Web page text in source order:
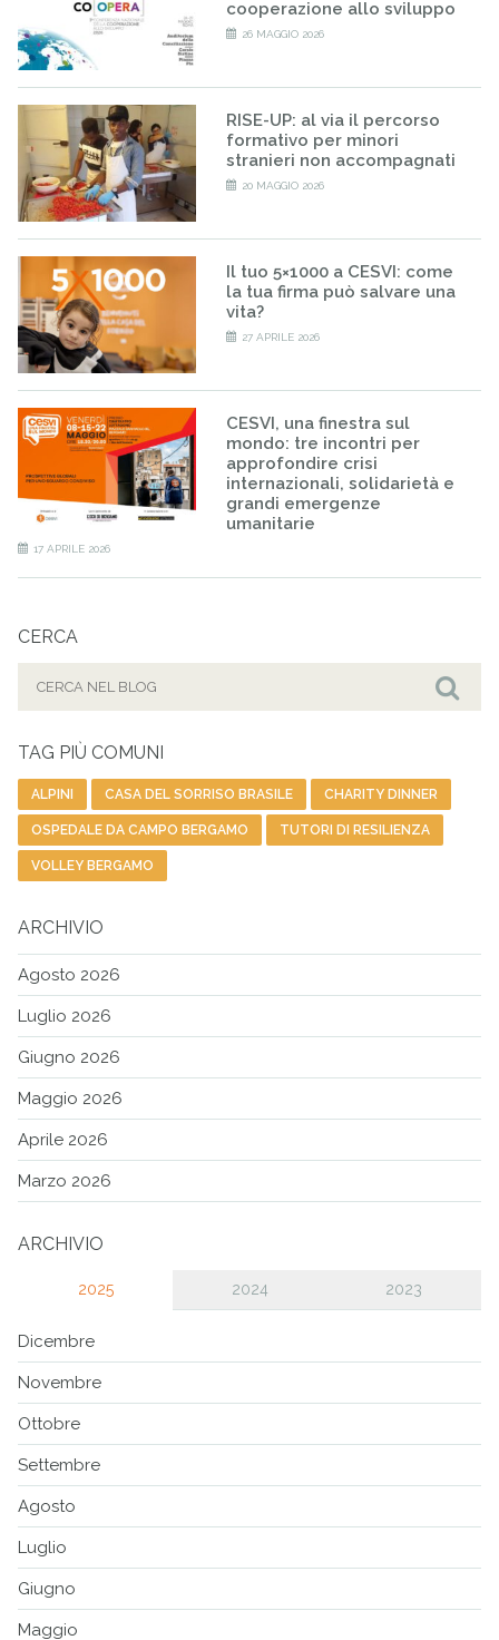
cooperazione allo sviluppo
26 MAGGIO 2026
RISE-UP: al via il percorso
formativo per minori
stranieri non accompagnati
20 MAGGIO 2026
Il tuo 5×1000 a CESVI: come
la tua firma può salvare una
vita?
27 APRILE 2026
CESVI, una finestra sul
mondo: tre incontri per
approfondire crisi
internazionali, solidarietà e
grandi emergenze
umanitarie
17 APRILE 2026
CERCA
TAG PIÙ COMUNI
ALPINI CASA DEL SORRISO BRASILE CHARITY DINNER
OSPEDALE DA CAMPO BERGAMO TUTORI DI RESILIENZA
VOLLEY BERGAMO
ARCHIVIO
Agosto 2026
Luglio 2026
Giugno 2026
Maggio 2026
Aprile 2026
Marzo 2026
ARCHIVIO
2025 2024 2023
Dicembre
Novembre
Ottobre
Settembre
Agosto
Luglio
Giugno
Maggio